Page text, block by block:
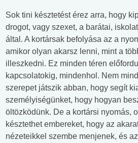
Sok tini késztetést érez arra, hogy
drogot, vagy szexet, a barátai,
által. A kortársak befolyása az a
amikor olyan akarsz lenni, mint a
illeszkedni. Ez minden téren
kapcsolatokig, mindenhol. Nem
szerepet játszik abban, hogy segít
személyiségünket, hogy hogyan
öltözködünk. De a kortársi nyomás,
késztethet embereket, hogy az
nézeteikkel szembe menjenek, és